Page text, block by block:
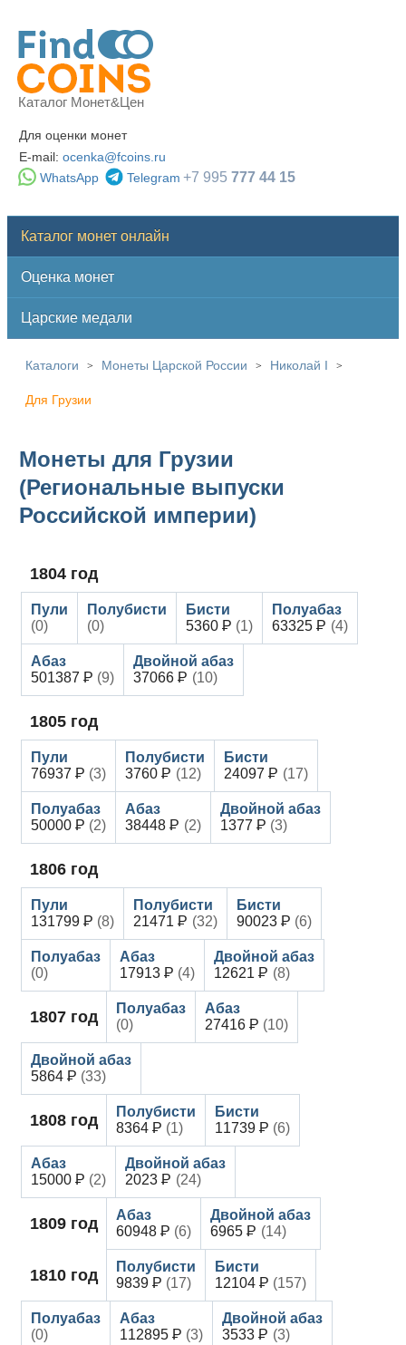
Каталог Монет&Цен
Для оценки монет
E-mail: ocenka@fcoins.ru
WhatsApp
Telegram +7 995 777 44 15
Каталог монет онлайн
Оценка монет
Царские медали
Каталоги > Монеты Царской России > Николай I >
Для Грузии
Монеты для Грузии
(Региональные выпуски
Российской империи)
1804 год
(0) (0) 5360 (1) 63325 (4)
501387 (9) 37066 (10)
1805 год
76937 (3) 3760 (12) 24097 (17)
50000 (2) 38448 (2) 1377 (3)
1806 год
131799 (8) 21471 (32) 90023 (6)
(0) 17913 (4) 12621 (8)
1807 год (0) 27416 (10)
5864 (33)
1808 год 8364 (1) 11739 (6)
15000 (2) 2023 (24)
1809 год 60948 (6) 6965 (14)
1810 год 9839 (17) 12104 (157)
(0) 112895 (3) 3533 (3)